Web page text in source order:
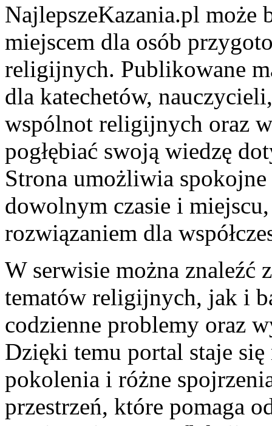
NajlepszeKazania.pl może
miejscem dla osób
religijnych. Publikowane
dla katechetów,
wspólnot religijnych oraz
pogłębiać swoją wiedzę
Strona umożliwia
dowolnym czasie i
rozwiązaniem dla
W serwisie można znaleźć
tematów religijnych, jak i
codzienne problemy oraz
Dzięki temu portal staje się
pokolenia i różne
przestrzeń, które pomaga